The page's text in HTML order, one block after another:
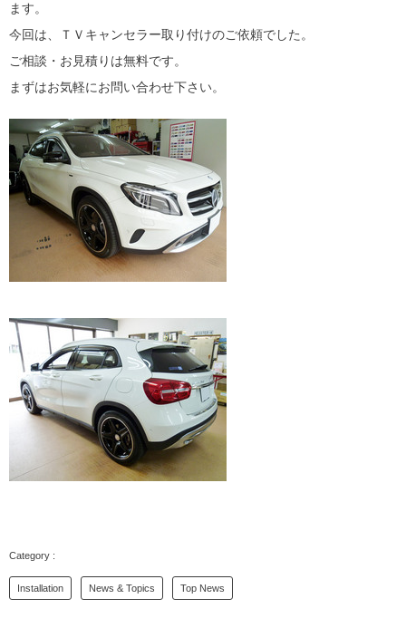
ます。
今回は、ＴＶキャンセラー取り付けのご依頼でした。
ご相談・お見積りは無料です。
まずはお気軽にお問い合わせ下さい。
Installation News & Topics Top News